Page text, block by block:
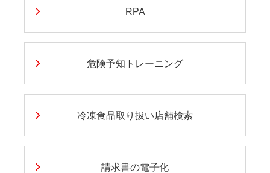
RPA
危険予知トレーニング
冷凍食品取り扱い店舗検索
請求書の電子化